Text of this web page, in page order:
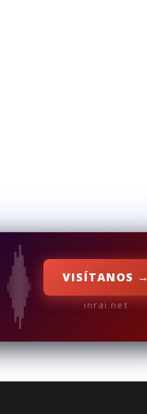
VISÍTANOS →
inrai.net